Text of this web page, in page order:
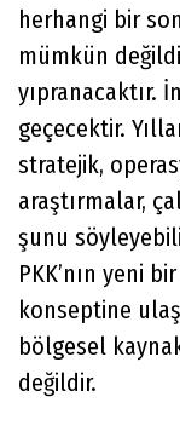
herhangi bir
mümkün
yıpranacaktır.
geçecektir.
stratejik,
araştırmalar,
şunu
PKK’nın yeni
konseptine
bölgesel
değildir.